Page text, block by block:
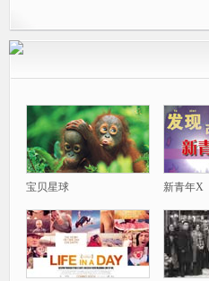
宝贝星球 新青年X